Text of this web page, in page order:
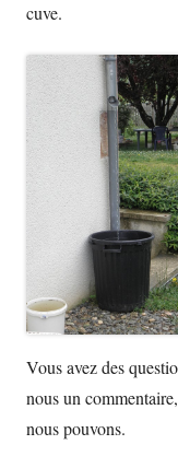
cuve.
Vous avez des
nous un
nous pouvons.